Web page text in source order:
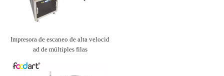
Impresora de escaneo de alta velocid
ad de múltiples filas